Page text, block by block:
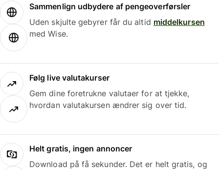
Sammenlign udbydere af pengeoverførsler
Uden skjulte gebyrer får du altid middelkursen
med Wise.
Følg live valutakurser
Gem dine foretrukne valutaer for at tjekke,
hvordan valutakursen ændrer sig over tid.
Helt gratis, ingen annoncer
Download på få sekunder. Det er helt gratis, og